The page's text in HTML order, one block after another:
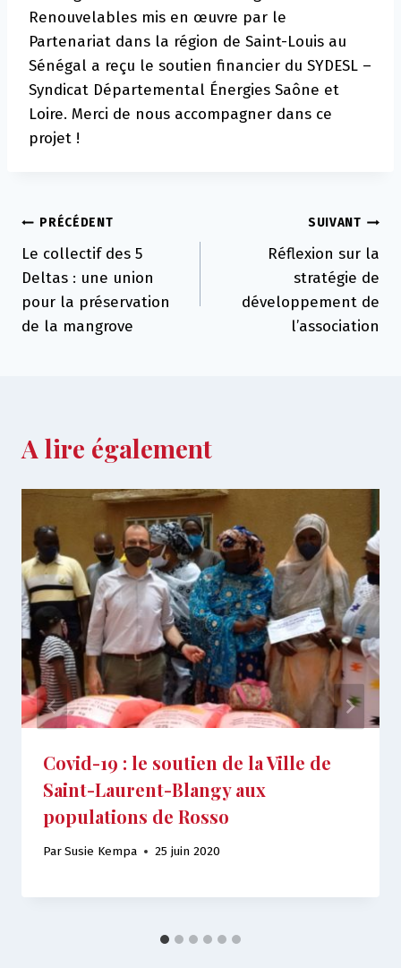
Renouvelables mis en œuvre par le
Partenariat dans la région de Saint-Louis au
Sénégal a reçu le soutien financier du SYDESL –
Syndicat Départemental Énergies Saône et
Loire. Merci de nous accompagner dans ce
projet !
Navigation
de
l’article
PRÉCÉDENT
Le collectif des 5
Deltas : une union
pour la préservation
de la mangrove
SUIVANT
Réflexion sur la
stratégie de
développement de
l’association
A lire également
Covid-19 : le soutien de la Ville de
Saint-Laurent-Blangy aux
populations de Rosso
ParSusie Kempa 25 juin 2020